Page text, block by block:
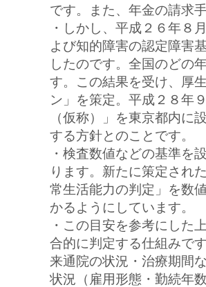
です。また、年金の請求
・しかし、平成２６年８
よび知的障害の認定障害
したのです。全国のどの
す。この結果を受け、厚
ン」を策定。平成２８年
（仮称）」を東京都内に
する方針とのことです。
・検査数値などの基準を
ります。新たに策定され
常生活能力の判定」を数
かるようにしています。
・この目安を参考にした
合的に判定する仕組みで
来通院の状況・治療期間
状況（雇用形態・勤続年